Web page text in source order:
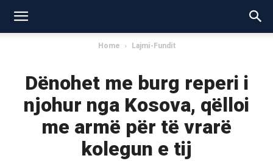
Home Lajmi-Fundit
Dënohet me burg reperi i
njohur nga Kosova, qëlloi
me armë për të vrarë
kolegun e tij